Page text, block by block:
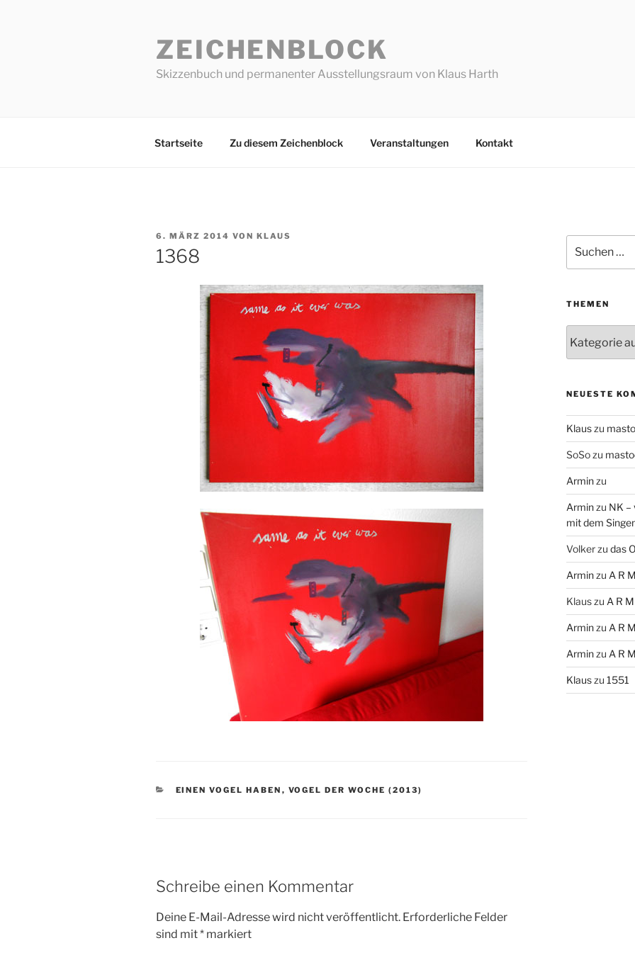
ZEICHENBLOCK
Skizzenbuch und permanenter Ausstellungsraum von Klaus Harth
Startseite Zu diesem Zeichenblock Veranstaltungen Kontakt
VERÖFFENTLICHT
AM
6. MÄRZ 2014 VON KLAUS
1368
KATEGORIEN
EINEN VOGEL HABEN , VOGEL DER WOCHE (2013)
Schreibe einen Kommentar
Deine E-Mail-Adresse wird nicht veröffentlicht. Erforderliche Felder
sind mit* markiert
nach:
THEMEN
NEUESTE
Klauszu
SoSozu
Arminzu
Arminzu NK –
mit dem
Volkerzu das
Arminzu A R
Klauszu A R
Arminzu A R
Arminzu A R
Klauszu 1551